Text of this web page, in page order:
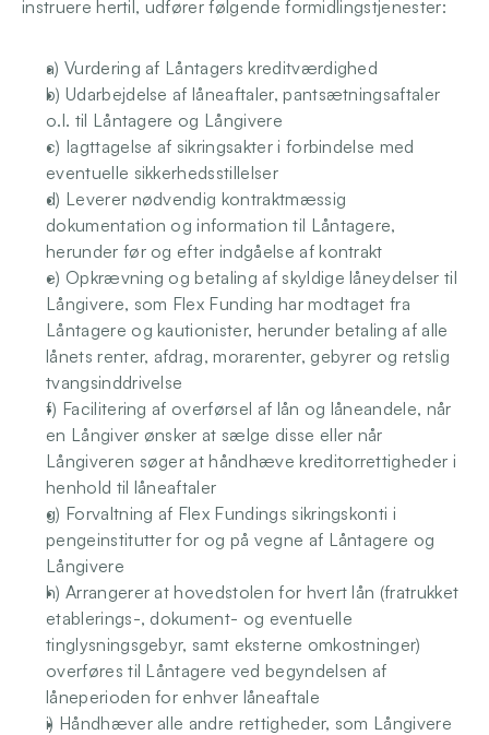
instruere hertil, udfører følgende formidlingstjenester:
a) Vurdering af Låntagers kreditværdighed
b) Udarbejdelse af låneaftaler, pantsætningsaftaler
o.l. til Låntagere og Långivere
c) Iagttagelse af sikringsakter i forbindelse med
eventuelle sikkerhedsstillelser
d) Leverer nødvendig kontraktmæssig
dokumentation og information til Låntagere,
herunder før og efter indgåelse af kontrakt
e) Opkrævning og betaling af skyldige låneydelser til
Långivere, som Flex Funding har modtaget fra
Låntagere og kautionister, herunder betaling af alle
lånets renter, afdrag, morarenter, gebyrer og retslig
tvangsinddrivelse
f) Facilitering af overførsel af lån og låneandele, når
en Långiver ønsker at sælge disse eller når
Långiveren søger at håndhæve kreditorrettigheder i
henhold til låneaftaler
g) Forvaltning af Flex Fundings sikringskonti i
pengeinstitutter for og på vegne af Låntagere og
Långivere
h) Arrangerer at hovedstolen for hvert lån (fratrukket
etablerings-, dokument- og eventuelle
tinglysningsgebyr, samt eksterne omkostninger)
overføres til Låntagere ved begyndelsen af
låneperioden for enhver låneaftale
i) Håndhæver alle andre rettigheder, som Långivere